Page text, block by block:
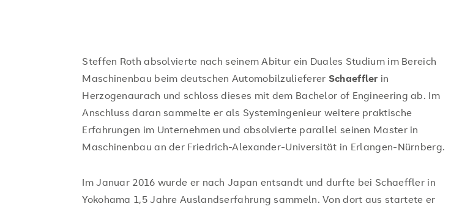
Steffen Roth absolvierte nach seinem Abitur ein Duales Studium im Bereich
Maschinenbau beim deutschen Automobilzulieferer Schaeffler in
Herzogenaurach und schloss dieses mit dem Bachelor of Engineering ab. Im
Anschluss daran sammelte er als Systemingenieur weitere praktische
Erfahrungen im Unternehmen und absolvierte parallel seinen Master in
Maschinenbau an der Friedrich-Alexander-Universität in Erlangen-Nürnberg.
Im Januar 2016 wurde er nach Japan entsandt und durfte bei Schaeffler in
Yokohama 1,5 Jahre Auslandserfahrung sammeln. Von dort aus startete er